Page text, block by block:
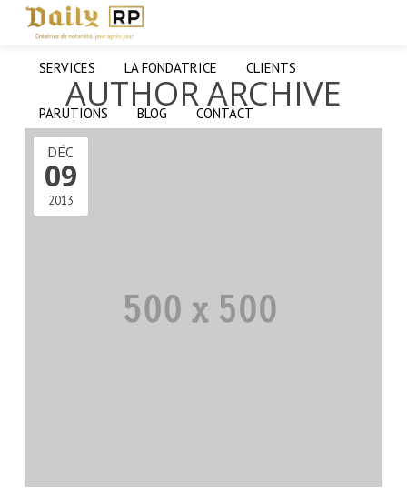
SERVICES LA FONDATRICE CLIENTS
PARUTIONS BLOG CONTACT
AUTHOR ARCHIVE
DÉC
09
2013